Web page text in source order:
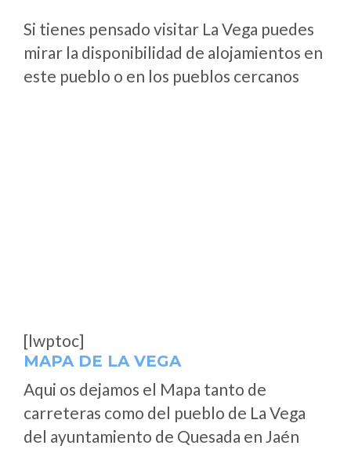
Si tienes pensado visitar La Vega puedes
mirar la disponibilidad de alojamientos en
este pueblo o en los pueblos cercanos
[lwptoc]
MAPA DE LA VEGA
Aqui os dejamos el Mapa tanto de
carreteras como del pueblo de La Vega
del ayuntamiento de Quesada en Jaén